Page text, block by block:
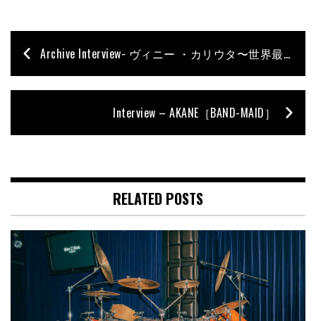
Archive Interview- ヴィニー ・カリウタ〜世界最高峰のオールラウンダーが語るドラミングの極意！〜
Interview – AKANE［BAND-MAID］
RELATED POSTS